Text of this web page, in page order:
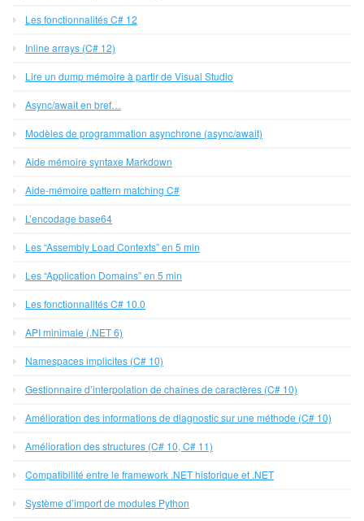
Les fonctionnalités C# 12
Inline arrays (C# 12)
Lire un dump mémoire à partir de Visual Studio
Async/await en bref…
Modèles de programmation asynchrone (async/await)
Aide mémoire syntaxe Markdown
Aide-mémoire pattern matching C#
L’encodage base64
Les “Assembly Load Contexts” en 5 min
Les “Application Domains” en 5 min
Les fonctionnalités C# 10.0
API minimale (.NET 6)
Namespaces implicites (C# 10)
Gestionnaire d’interpolation de chaînes de caractères (C# 10)
Amélioration des informations de diagnostic sur une méthode (C# 10)
Amélioration des structures (C# 10, C# 11)
Compatibilité entre le framework .NET historique et .NET
Système d’import de modules Python